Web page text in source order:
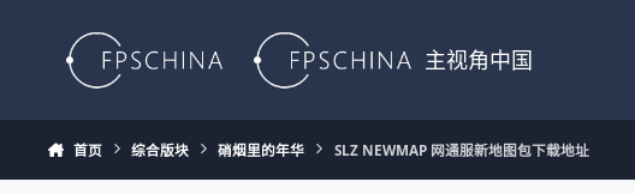
主视角中国
首页 综合版块 硝烟里的年华 SLZ NEWMAP 网通服新地图包下载地址